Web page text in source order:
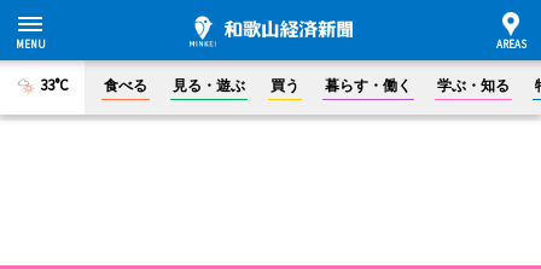
33°C 食べる 見る・遊ぶ 買う 暮らす・働く 学ぶ・知る